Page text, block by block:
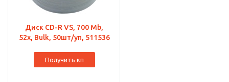
Диск CD-R VS, 700 Mb,
52x, Bulk, 50шт/уп, 511536
Получить кп